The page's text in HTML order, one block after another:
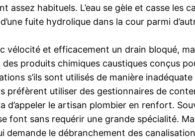
habituels. L’eau se gèle et casse les
fuite hydrolique dans la cour parmi
et efficacement un drain bloqué,
produits chimiques caustiques conçus
s’ils sont utilisés de manière
préfèrent utiliser des gestionnaires de
le artisan plombier en renfort.
sans requérir une grande spécialité.
demande le débranchement des